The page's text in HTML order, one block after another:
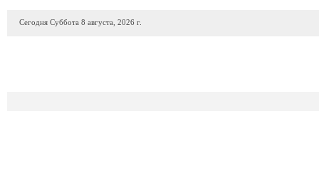
Сегодня Суббота 8 августа, 2026 г.